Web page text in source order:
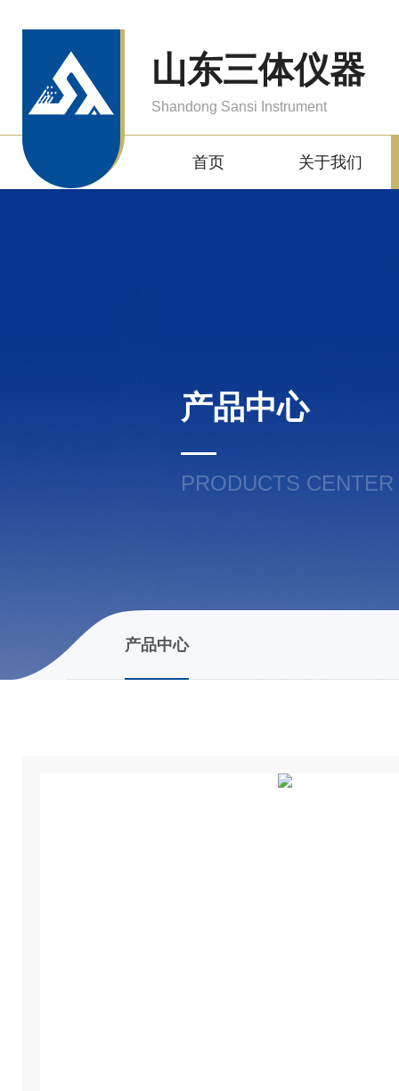
山东三体仪器
Shandong Sansi Instrument
首页 关于我们
产品中心
PRODUCTS CENTER
产品中心